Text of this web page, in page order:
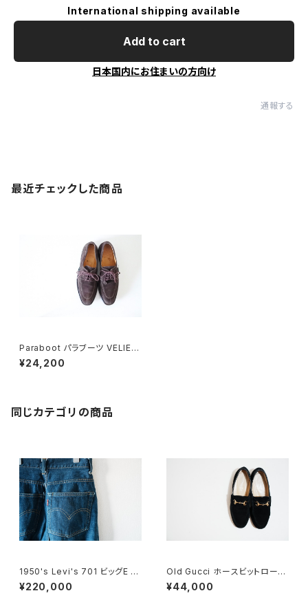
International shipping available
Add to cart
日本国内にお住まいの方向け
通報する
最近チェックした商品
Paraboot パラブーツ VELIER
E UK4.5
¥24,200
同じカテゴリの商品
1950's Levi's 701 ビッグE 2
4×30
¥220,000
Old Gucci ホースビットローフ
ァー 6.5B スエードBK
¥44,000